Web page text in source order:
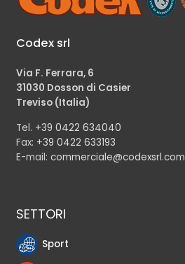
Codex srl
Via F. Ferrara, 6
31030 Dosson di Casier
Treviso (Italia)
Tel. +39 0422 634040
Fax: +39 0422 633193
E-mail: commerciale@codexsrl.com
SETTORI
Sport